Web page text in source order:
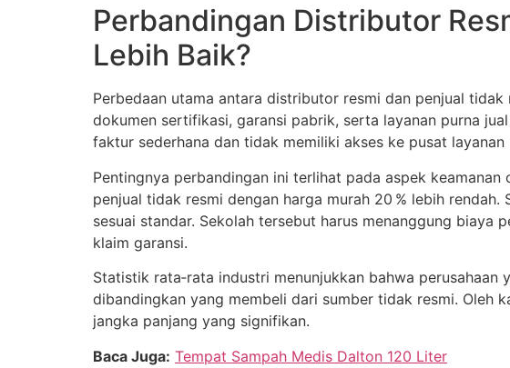
Perbandingan Distributor
Lebih Baik?
Perbedaan utama antara distributor resmi dan penjual
dokumen sertifikasi, garansi pabrik, serta layanan purna
faktur sederhana dan tidak memiliki akses ke pusat layanan
Pentingnya perbandingan ini terlihat pada aspek
penjual tidak resmi dengan harga murah 20 % lebih
sesuai standar. Sekolah tersebut harus menanggung biaya
klaim garansi.
Statistik rata‑rata industri menunjukkan bahwa
dibandingkan yang membeli dari sumber tidak resmi. Oleh
jangka panjang yang signifikan.
Baca Juga: Tempat Sampah Medis Dalton 120 Liter